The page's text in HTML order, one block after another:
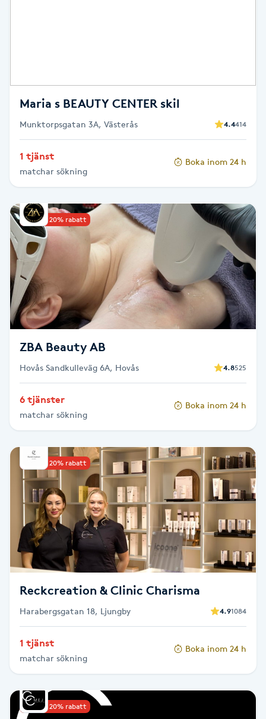
Spa-pedikyr
Spraytan
Sugaring
Svensk massage
Svettbehandling
T
Taktil massage
Tandblekning
Tatuering
Tatueringsborttagning
Terapi
Thaimassage
Toning
Torr hårbotten
Torrborstning
Triggerpunktsmassage
Maria s BEAUTY CENTER skil
Munktorpsgatan 3A, Västerås 4.4414
1 tjänst
matchar sökning
Boka inom 24 h
Upp till 20% rabatt
ZBA Beauty AB
Hovås Sandkulleväg 6A, Hovås 4.8525
6 tjänster
matchar sökning
Boka inom 24 h
Upp till 20% rabatt
Reckcreation & Clinic Charisma
Harabergsgatan 18, Ljungby 4.91084
1 tjänst
matchar sökning
Boka inom 24 h
Upp till 20% rabatt